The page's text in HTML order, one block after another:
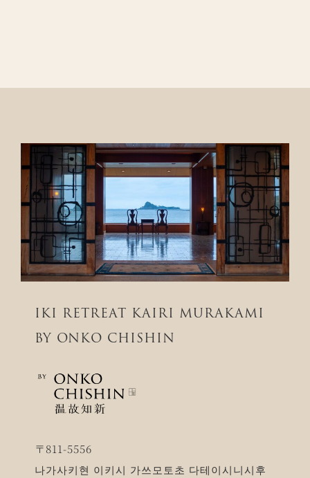
IKI RETREAT KAIRI MURAKAMI
BY ONKO CHISHIN
〒811-5556
나가사키현 이키시 가쓰모토초 다테이시니시후